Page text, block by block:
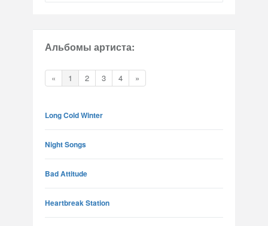
Альбомы артиста:
« 1 2 3 4 »
Long Cold Winter
Night Songs
Bad Attitude
Heartbreak Station